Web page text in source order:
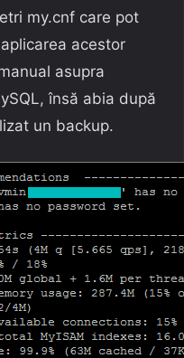
my.cnf care pot
acestor
asupra
însă abia după
un backup.